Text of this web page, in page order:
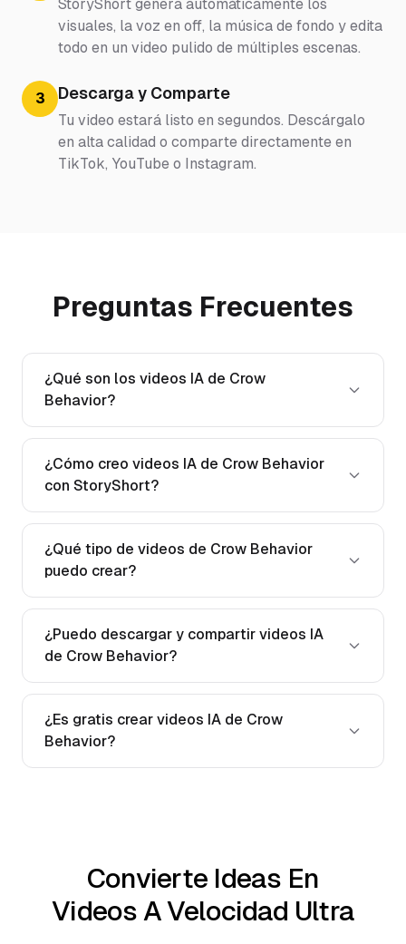
StoryShort genera automáticamente los
visuales, la voz en off, la música de fondo y edita
todo en un video pulido de múltiples escenas.
3 Descarga y Comparte
Tu video estará listo en segundos. Descárgalo
en alta calidad o comparte directamente en
TikTok, YouTube o Instagram.
Preguntas Frecuentes
¿Qué son los videos IA de Crow
Behavior?
¿Cómo creo videos IA de Crow Behavior
con StoryShort?
¿Qué tipo de videos de Crow Behavior
puedo crear?
¿Puedo descargar y compartir videos IA
de Crow Behavior?
¿Es gratis crear videos IA de Crow
Behavior?
Convierte Ideas En
Videos A Velocidad Ultra